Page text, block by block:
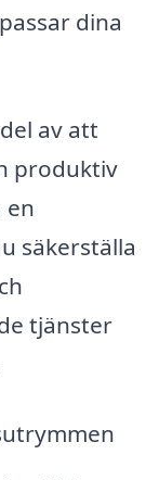
dina
av att
produktiv
en
säkerställa
tjänster